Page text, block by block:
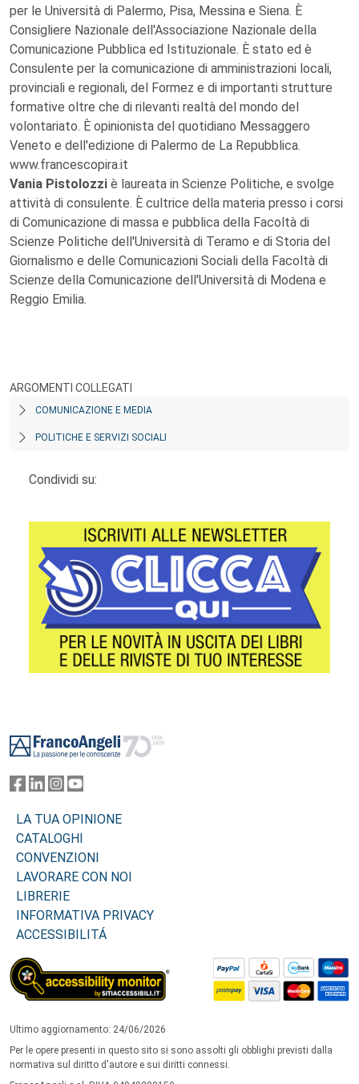
per le Università di Palermo, Pisa, Messina e Siena. È
Consigliere Nazionale dell'Associazione Nazionale della
Comunicazione Pubblica ed Istituzionale. È stato ed è
Consulente per la comunicazione di amministrazioni locali,
provinciali e regionali, del Formez e di importanti strutture
formative oltre che di rilevanti realtà del mondo del
volontariato. È opinionista del quotidiano Messaggero
Veneto e dell'edizione di Palermo de La Repubblica.
www.francescopira.it
Vania Pistolozzi è laureata in Scienze Politiche, e svolge
attività di consulente. È cultrice della materia presso i corsi
di Comunicazione di massa e pubblica della Facoltà di
Scienze Politiche dell'Università di Teramo e di Storia del
Giornalismo e delle Comunicazioni Sociali della Facoltà di
Scienze della Comunicazione dell'Università di Modena e
Reggio Emilia.
ARGOMENTI COLLEGATI
COMUNICAZIONE E MEDIA
POLITICHE E SERVIZI SOCIALI
Condividi su:
LA TUA OPINIONE
CATALOGHI
CONVENZIONI
LAVORARE CON NOI
LIBRERIE
INFORMATIVA PRIVACY
ACCESSIBILITÁ
Ultimo aggiornamento: 24/06/2026
Per le opere presenti in questo sito si sono assolti gli obblighi previsti dalla
normativa sul diritto d'autore e sui diritti connessi.